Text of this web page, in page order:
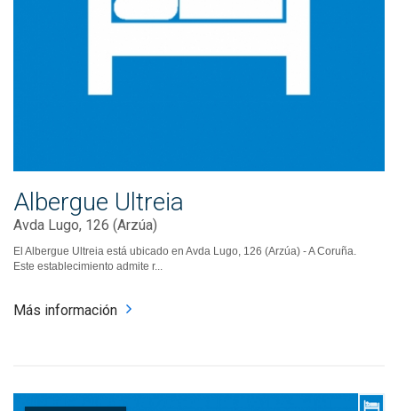
Albergue Ultreia
Avda Lugo, 126 (Arzúa)
El Albergue Ultreia está ubicado en Avda Lugo, 126 (Arzúa) - A Coruña.
Este establecimiento admite r...
Más información